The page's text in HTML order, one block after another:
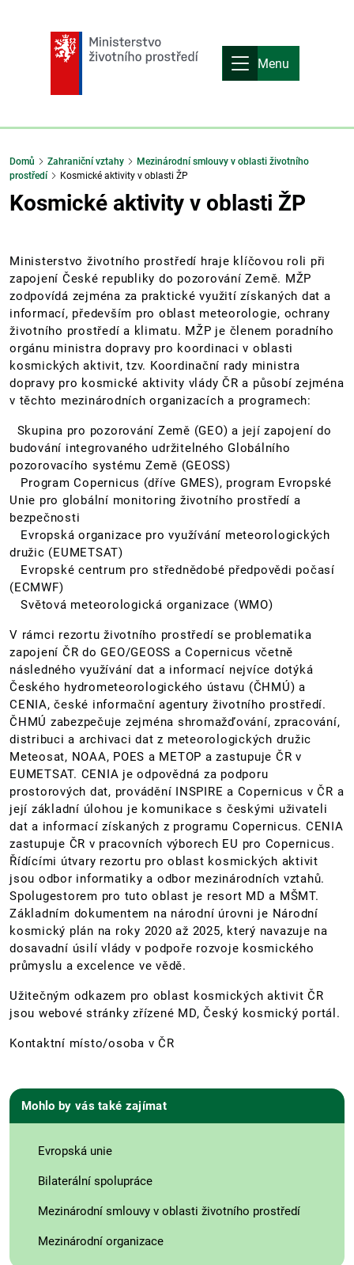
Menu
Domů Zahraniční vztahy
Mezinárodní smlouvy v oblasti životního
prostředí
Kosmické aktivity v oblasti ŽP
Kosmické aktivity v oblasti ŽP
Ministerstvo životního prostředí hraje klíčovou roli při
zapojení České republiky do pozorování Země. MŽP
zodpovídá zejména za praktické využití získaných dat a
informací, především pro oblast meteorologie, ochrany
životního prostředí a klimatu. MŽP je členem poradního
orgánu ministra dopravy pro koordinaci v oblasti
kosmických aktivit, tzv. Koordinační rady ministra
dopravy pro kosmické aktivity vlády ČR a působí zejména
v těchto mezinárodních organizacích a programech:
Skupina pro pozorování Země (GEO) a její zapojení do
budování integrovaného udržitelného Globálního
pozorovacího systému Země (GEOSS)
Program Copernicus (dříve GMES), program Evropské
Unie pro globální monitoring životního prostředí a
bezpečnosti
Evropská organizace pro využívání meteorologických
družic (EUMETSAT)
Evropské centrum pro střednědobé předpovědi počasí
(ECMWF)
Světová meteorologická organizace (WMO)
V rámci rezortu životního prostředí se problematika
zapojení ČR do GEO/GEOSS a Copernicus včetně
následného využívání dat a informací nejvíce dotýká
Českého hydrometeorologického ústavu (ČHMÚ) a
CENIA, české informační agentury životního prostředí.
ČHMÚ zabezpečuje zejména shromažďování, zpracování,
distribuci a archivaci dat z meteorologických družic
Meteosat, NOAA, POES a METOP a zastupuje ČR v
EUMETSAT. CENIA je odpovědná za podporu
prostorových dat, provádění INSPIRE a Copernicus v ČR a
její základní úlohou je komunikace s českými uživateli
dat a informací získaných z programu Copernicus. CENIA
zastupuje ČR v pracovních výborech EU pro Copernicus.
Řídícími útvary rezortu pro oblast kosmických aktivit
jsou odbor informatiky a odbor mezinárodních vztahů.
Spolugestorem pro tuto oblast je resort MD a MŠMT.
Základním dokumentem na národní úrovni je Národní
kosmický plán na roky 2020 až 2025, který navazuje na
dosavadní úsilí vlády v podpoře rozvoje kosmického
průmyslu a excelence ve vědě.
Užitečným odkazem pro oblast kosmických aktivit ČR
jsou webové stránky zřízené MD, Český kosmický portál.
Kontaktní místo/osoba v ČR
Mohlo by vás také zajímat
Evropská unie
Bilaterální spolupráce
Mezinárodní smlouvy v oblasti životního prostředí
Mezinárodní organizace